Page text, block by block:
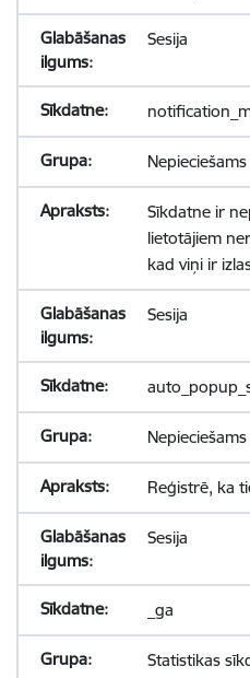
Sesija
Nepieciešams
Sīkdatne ir
lietotājiem
kad viņi ir
Sesija
Nepieciešams
Reģistrē, ka
Sesija
_ga
Statistikas